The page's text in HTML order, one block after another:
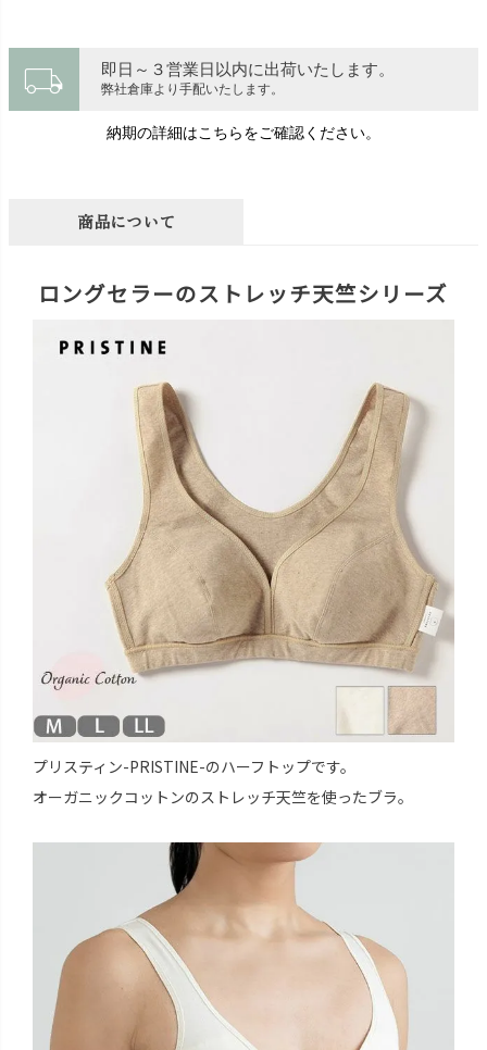
local_shipping 即日～３営業日以内に出荷いたします。
弊社倉庫より手配いたします。
納期の詳細はこちらをご確認ください。
商品について
ロングセラーのストレッチ天竺シリーズ
プリスティン-PRISTINE-のハーフトップです。
オーガニックコットンのストレッチ天竺を使ったブラ。